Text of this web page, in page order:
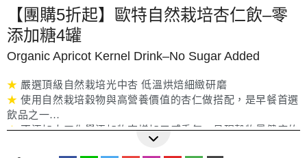
【團購5折起】歐特自然栽培杏仁飲–零
添加糖4罐
Organic Apricot Kernel Drink–No Sugar Added
★ 嚴選頂級自然栽培光中杏 低溫烘焙細緻研磨
★ 使用自然栽培穀物與高營養價值的杏仁做搭配，是早餐首選
飲品之一
★不添加人工化學添加物來增加口感香氣，呈現穀物最健康的
更多詳細介紹